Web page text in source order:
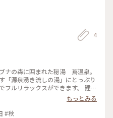
4
ナの森に囲まれた秘湯 蔦温泉。
「源泉湧き流しの湯」にとっぷり
フルリラックスができます。 建物
変わる木々を眺めてのお昼寝は最
温泉
もっとみる
Autumn Red #青森 #八甲田 #秋